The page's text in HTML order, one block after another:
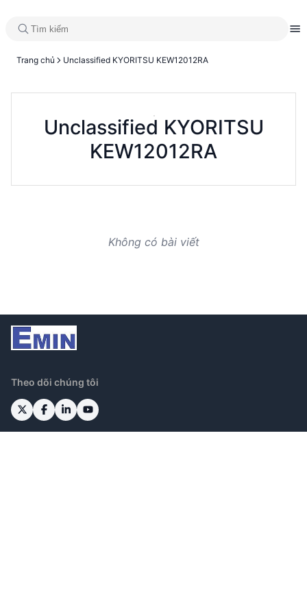
Trang chủ Unclassified KYORITSU KEW12012RA
Unclassified KYORITSU
KEW12012RA
Không có bài viết
Theo dõi chúng tôi